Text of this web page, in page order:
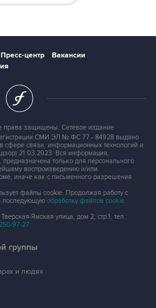
Пресс-центр
Вакансии
права защищены. Сетевое издание
СМИ ЭЛ № ФС 77 - 84928 выдано
сфере связи, информационных технологий и
21.03.2023. Вся информация,
только для персонального
воспроизведению и/или
иначе как с письменного разрешения
файлы cookie. Продолжая работу с
последующую обработку файлов cookie.
Ямская улица, дом 2, стр.1, тел.:
97-27
группы
и людях